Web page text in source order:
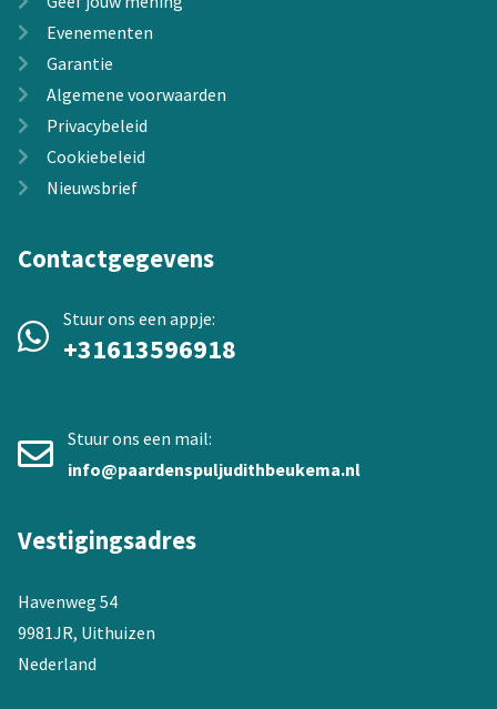
Evenementen
Garantie
Algemene voorwaarden
Privacybeleid
Cookiebeleid
Nieuwsbrief
Contactgegevens
Stuur ons een appje:
+31613596918
Stuur ons een mail:
info@paardenspuljudithbeukema.nl
Vestigingsadres
Havenweg 54
9981JR, Uithuizen
Nederland